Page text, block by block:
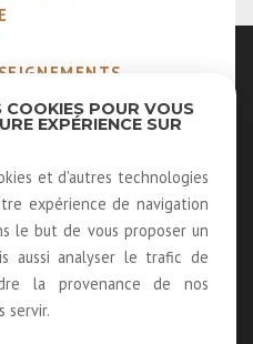
ET
COOKIES POUR VOUS
EXPÉRIENCE SUR
et d'autres technologies
expérience de navigation
le but de vous proposer un
aussi analyser le trafic de
la provenance de nos
servir.